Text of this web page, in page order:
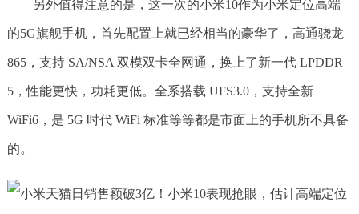
另外值得注意的是，这一次的小米10作为小米定位高端
的5G旗舰手机，首先配置上就已经相当的豪华了，高通骁龙
865，支持 SA/NSA 双模双卡全网通，换上了新一代 LPDDR
5，性能更快，功耗更低。全系搭载 UFS3.0，支持全新
WiFi6，是 5G 时代 WiFi 标准等等都是市面上的手机所不具备
的。